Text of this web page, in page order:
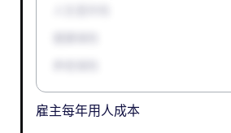
雇主每年用人成本